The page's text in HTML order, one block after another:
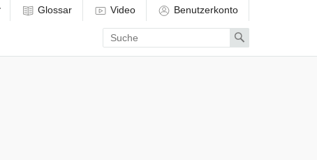
Glossar Video Benutzerkonto
Enter
search
term
Search